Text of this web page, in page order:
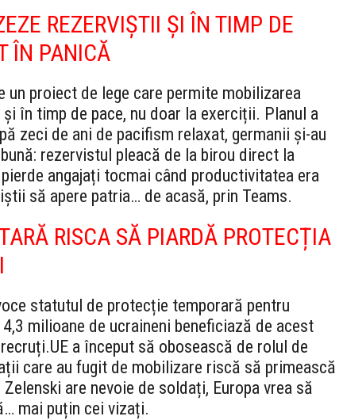
REZERVIȘTII ȘI ÎN TIMP DE
ÎN PANICĂ
proiect de lege care permite mobilizarea
în timp de pace, nu doar la exerciții. Planul a
zeci de ani de pacifism relaxat, germanii și-au
rezervistul pleacă de la birou direct la
angajați tocmai când productivitatea era
să apere patria… de acasă, prin Teams.
RISCA SĂ PIARDĂ PROTECȚIA
statutul de protecție temporară pentru
milioane de ucraineni beneficiază de acest
UE a început să obosească de rolul de
care au fugit de mobilizare riscă să primească
are nevoie de soldați, Europa vrea să
mai puțin cei vizați.